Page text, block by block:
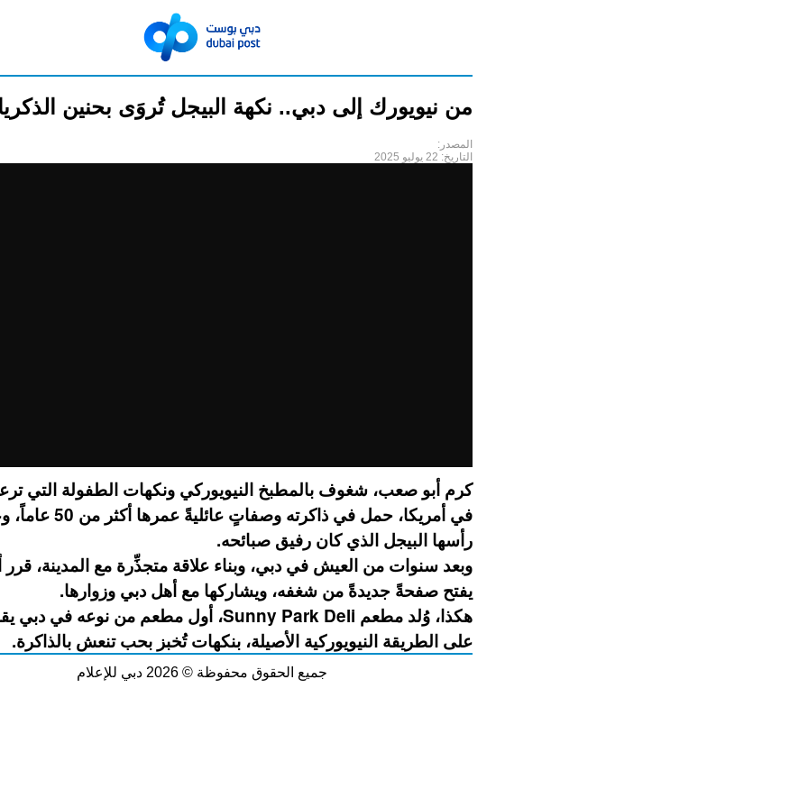
من نيويورك إلى دبي.. نكهة البيجل تُروَى بحنين
المصدر:
التاريخ: 22 يوليو 2025
كرم أبو صعب، شغوف بالمطبخ النيويوركي ونكهات الطفولة التي
في أمريكا، حمل في ذاكرته وصفاتٍ عائليةً
رأسها البيجل الذي كان رفيق صبائحه.
وبعد سنوات من العيش في دبي، وبناء علاقة متجذِّرة مع المدينة، قرر
يفتح صفحةً جديدةً من شغفه، ويشاركها مع أهل دبي وزوارها.
هكذا، وُلد مطعم ، أول مطعم من نوعه في دبي
على الطريقة النيويوركية الأصيلة، بنكهات تُخبز بحب تنعش بالذاكرة.
جميع الحقوق محفوظة © 2026 دبي للإعلام